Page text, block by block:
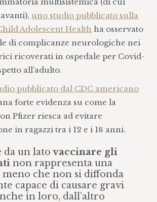
uno studio pubblicato sulla
Adolescent Health ha osservato
di complicanze neurologiche nei
ricoverati in ospedale per Covid-
all’adulto.
pubblicato dal CDC americano
forte evidenza su come la
Pfizer riesca ad evitare
in ragazzi tra i 12 e i 18 anni.
da un latovaccinare gli
non rappresenta una
che non si diffonda
capace di causare gravi
in loro, dall’altro